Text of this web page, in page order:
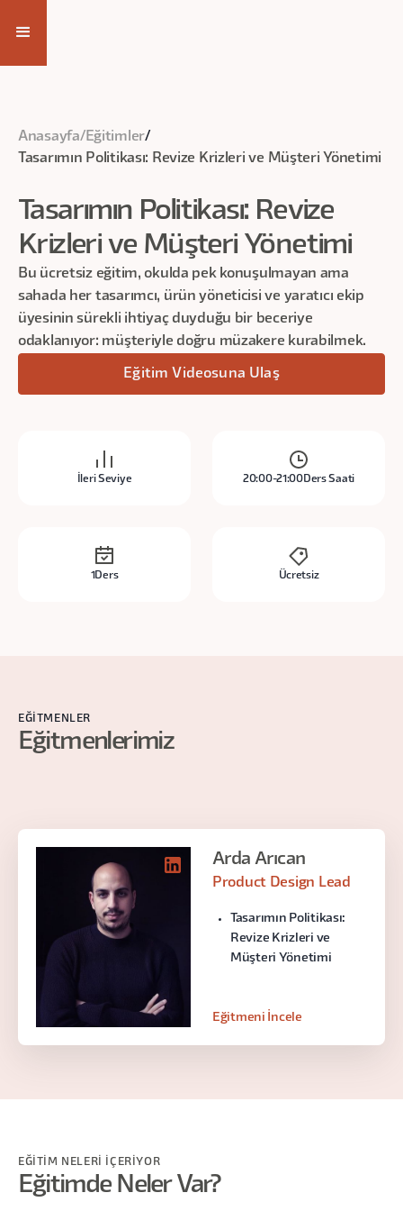
Anasayfa/ Eğitimler/
Tasarımın Politikası: Revize Krizleri ve Müşteri Yönetimi
Tasarımın Politikası: Revize
Krizleri ve Müşteri Yönetimi
Bu ücretsiz eğitim, okulda pek konuşulmayan ama
sahada her tasarımcı, ürün yöneticisi ve yaratıcı ekip
üyesinin sürekli ihtiyaç duyduğu bir beceriye
odaklanıyor: müşteriyle doğru müzakere kurabilmek.
Eğitim Videosuna Ulaş
İleri Seviye 20:00-21:00Ders Saati
1 Ders Ücretsiz
EĞITMENLER
Eğitmenlerimiz
Arda Arıcan
Product Design Lead
Tasarımın Politikası:
Revize Krizleri ve
Müşteri Yönetimi
Eğitmeni İncele
EĞİTİM NELERİ İÇERİYOR
Eğitimde Neler Var?